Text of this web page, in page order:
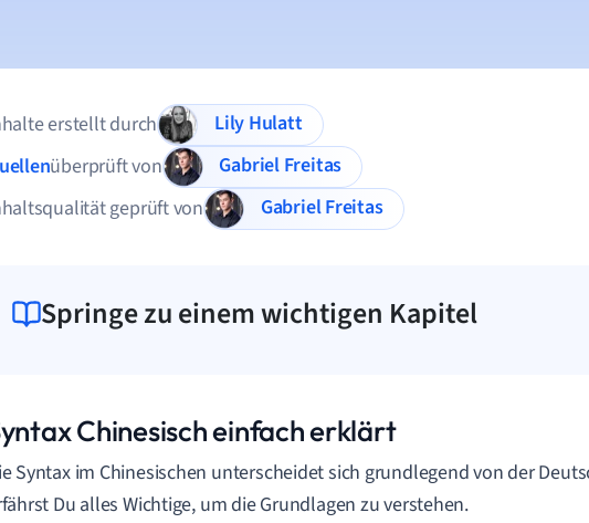
erstellt durch
Lily Hulatt
überprüft von
Gabriel Freitas
geprüft von
Gabriel Freitas
Springe zu einem wichtigen Kapitel
Chinesisch einfach erklärt
Syntax im Chinesischen unterscheidet sich grundlegend von der
Du alles Wichtige, um die Grundlagen zu verstehen.